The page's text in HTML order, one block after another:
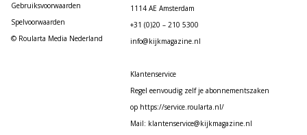
Gebruiksvoorwaarden
Spelvoorwaarden
© Roularta Media Nederland
1114 AE Amsterdam
+31 (0)20 – 210 5300
info@kijkmagazine.nl
Klantenservice
Regel eenvoudig zelf je abonnementszaken
op https://service.roularta.nl/
Mail: klantenservice@kijkmagazine.nl